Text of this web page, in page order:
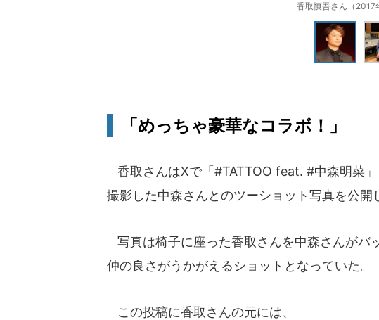
香取慎吾さん（2017
「めっちゃ豪華なコラボ！」
香取さんはXで「#TATTOO feat. #中森明菜
撮影した中森さんとのツーショット写真を公開
写真は椅子に座った香取さんを中森さんがバ
仲の良さがうかがえるショットとなっていた。
この投稿に香取さんの元には、